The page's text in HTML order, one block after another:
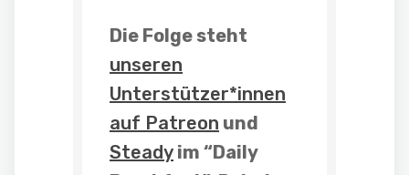
Die Folge steht
unseren
Unterstützer*innen
auf Patreon und
Steady im “Daily